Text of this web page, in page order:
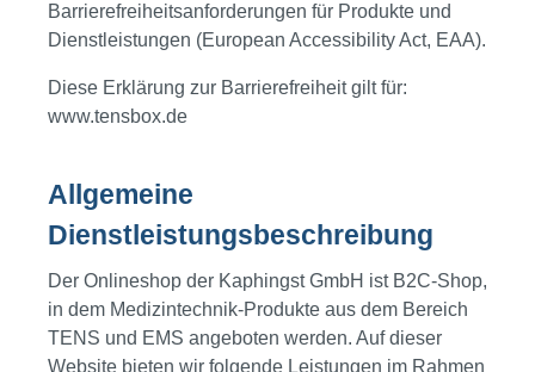
Barrierefreiheitsanforderungen für Produkte und
Dienstleistungen (European Accessibility Act, EAA).
Diese Erklärung zur Barrierefreiheit gilt für:
www.tensbox.de
Allgemeine
Dienstleistungsbeschreibung
Der Onlineshop der Kaphingst GmbH ist B2C-Shop,
in dem Medizintechnik-Produkte aus dem Bereich
TENS und EMS angeboten werden. Auf dieser
Website bieten wir folgende Leistungen im Rahmen